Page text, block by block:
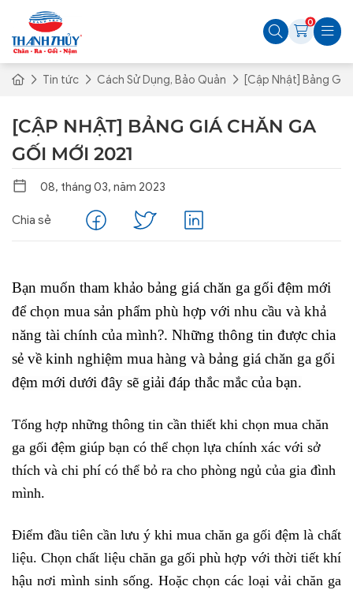
0
Tin tức Cách Sử Dụng, Bảo Quản [Cập Nhật] Bảng
[CẬP NHẬT] BẢNG GIÁ CHĂN GA
GỐI MỚI 2021
08, tháng 03, năm 2023
Chia sẻ
Bạn muốn tham khảo bảng giá chăn ga gối đệm mới
để chọn mua sản phẩm phù hợp với nhu cầu và khả
năng tài chính của mình?. Những thông tin được chia
sẻ về kinh nghiệm mua hàng và bảng giá chăn ga gối
đệm mới dưới đây sẽ giải đáp thắc mắc của bạn.
Tổng hợp những thông tin cần thiết khi chọn mua chăn
ga gối đệm giúp bạn có thể chọn lựa chính xác với sở
thích và chi phí có thể bỏ ra cho phòng ngủ của gia đình
mình.
Điểm đầu tiên cần lưu ý khi mua chăn ga gối đệm là chất
liệu. Chọn chất liệu chăn ga gối phù hợp với thời tiết khí
hậu nơi mình sinh sống. Hoặc chọn các loại vải chăn ga